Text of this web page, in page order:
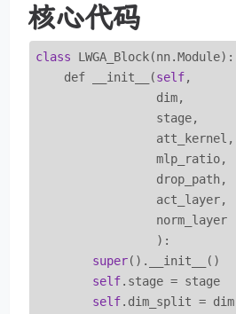
核心代码
class LWGA_Block(nn.Module):
    def __init__(
self,
                 dim,
                 stage,
                 att_kernel,
                 mlp_ratio,
                 drop_path,
                 act_layer,
                 norm_layer
                 ):
super().__init__()
self.stage = stage
self.dim_split = dim